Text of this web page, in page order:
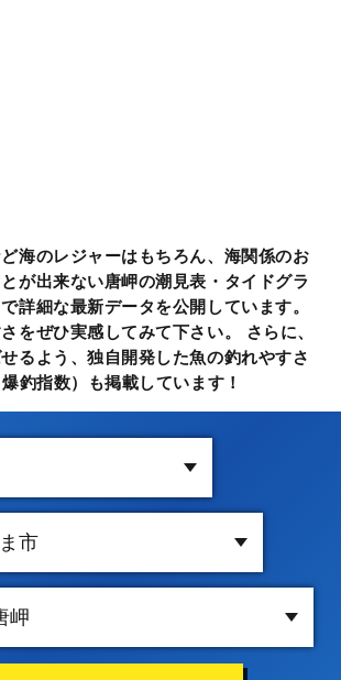
海のレジャーはもちろん、海関係のお
が出来ない唐岬の潮見表・タイドグラ
詳細な最新データを公開しています。
をぜひ実感してみて下さい。 さらに、
るよう、独自開発した魚の釣れやすさ
釣指数）も掲載しています！